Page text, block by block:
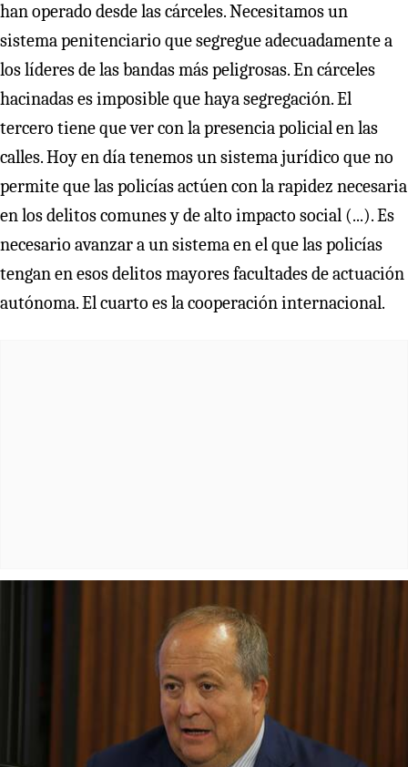
han operado desde las cárceles. Necesitamos un
sistema penitenciario que segregue adecuadamente a
los líderes de las bandas más peligrosas. En cárceles
hacinadas es imposible que haya segregación. El
tercero tiene que ver con la presencia policial en las
calles. Hoy en día tenemos un sistema jurídico que no
permite que las policías actúen con la rapidez necesaria
en los delitos comunes y de alto impacto social (...). Es
necesario avanzar a un sistema en el que las policías
tengan en esos delitos mayores facultades de actuación
autónoma. El cuarto es la cooperación internacional.